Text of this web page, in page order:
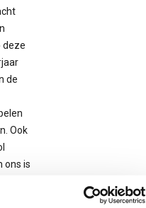
deze
de
Ook
ons is